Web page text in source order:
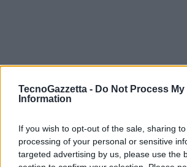
TecnoGazzetta - Do Not Process My
Information
If you wish to opt-out of the sale, sharing
processing of your personal or sensitive
targeted advertising by us, please use the